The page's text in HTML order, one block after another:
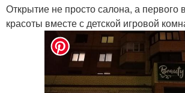
Открытие не просто салона, а первого
красоты вместе с детской игровой